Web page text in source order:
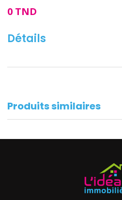
0 TND
Détails
Produits similaires